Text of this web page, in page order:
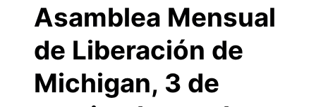
Asamblea Mensual
de Liberación de
Michigan, 3 de